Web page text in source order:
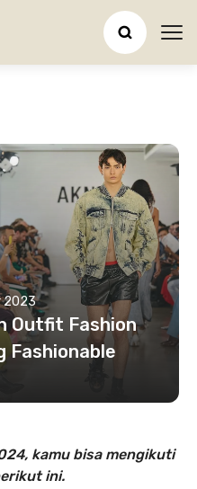
2023
Outfit Fashion
Fashionable
kamu bisa mengikuti
ini.